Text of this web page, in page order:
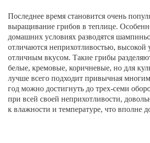
Последнее время становится очень
выращивание грибов в теплице.
домашних условиях разводятся
отличаются неприхотливостью, высокой
отличным вкусом. Такие грибы
белые, кремовые, коричневые, но для
лучше всего подходит привычная
год можно достигнуть до трех-семи
при всей своей неприхотливости,
к влажности и температуре, что вполне